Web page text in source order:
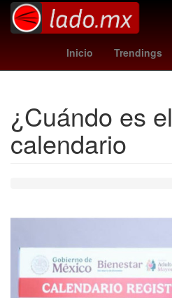
Inicio Trendings
Dólar estadounidense
¿Cuándo es
calendario